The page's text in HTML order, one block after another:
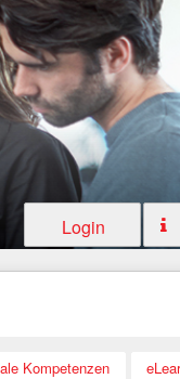
Login
Kompetenzen